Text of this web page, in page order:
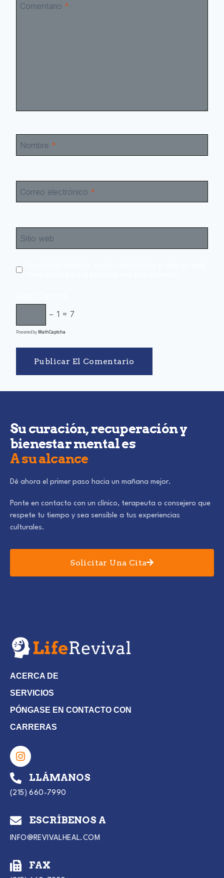
Comentario *
Nombre *
Correo electrónico *
Sitio web
− 1 = 7
Powered by MathCaptcha
Su curación, recuperación y
bienestar mental es
A su alcance
Dé ahora el primer paso hacia un mañana mejor.
Ponte en contacto con un clínico, terapeuta o consejero que
respete tu tiempo y sea sensible a tus experiencias
culturales.
Solicitar Una Cita
ACERCA DE
SERVICIOS
PÓNGASE EN CONTACTO CON
CARRERAS
LLÁMANOS
(215) 660-7990
ESCRÍBENOS A
INFO@REVIVALHEAL.COM
FAX